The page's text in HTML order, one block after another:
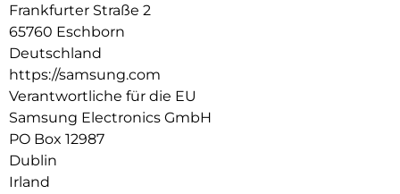
Frankfurter Straße 2
65760 Eschborn
Deutschland
https://samsung.com
Verantwortliche für die EU
Samsung Electronics GmbH
PO Box 12987
Dublin
Irland